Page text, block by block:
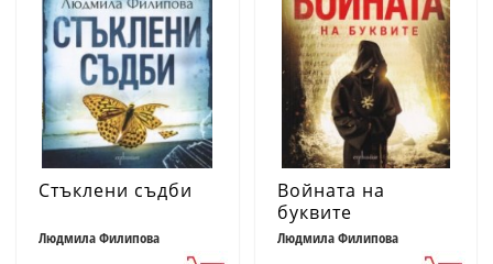
Стъклени съдби
Людмила Филипова
Войната на
буквите
Людмила Филипова